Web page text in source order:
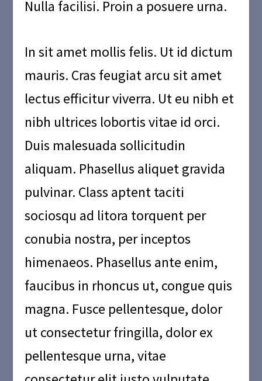
Nulla facilisi. Proin a posuere urna.
In sit amet mollis felis. Ut id dictum
mauris. Cras feugiat arcu sit amet
lectus efficitur viverra. Ut eu nibh et
nibh ultrices lobortis vitae id orci.
Duis malesuada sollicitudin
aliquam. Phasellus aliquet gravida
pulvinar. Class aptent taciti
sociosqu ad litora torquent per
conubia nostra, per inceptos
himenaeos. Phasellus ante enim,
faucibus in rhoncus ut, congue quis
magna. Fusce pellentesque, dolor
ut consectetur fringilla, dolor ex
pellentesque urna, vitae